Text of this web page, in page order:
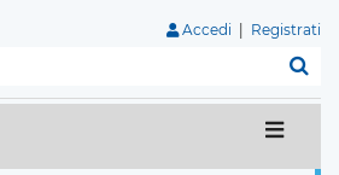
Accedi Registrati